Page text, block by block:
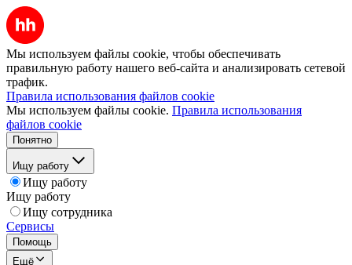
Мы используем файлы cookie, чтобы обеспечивать
правильную работу нашего веб-сайта и анализировать сетевой
трафик.
Правила использования файлов cookie
Мы используем файлы cookie. Правила использования
файлов cookie
Понятно
Ищу работу
Ищу работу
Ищу работу
Ищу сотрудника
Сервисы
Помощь
Ещё